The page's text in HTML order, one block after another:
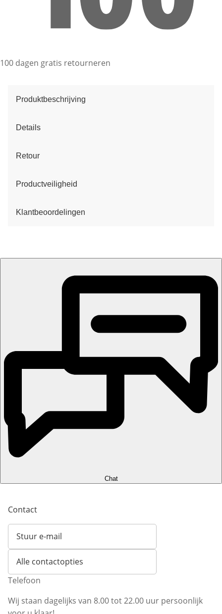
100 dagen gratis retourneren
Produktbeschrijving
Details
Retour
Productveiligheid
Klantbeoordelingen
Chat
Contact
Stuur e-mail
Opent e-mailclient
Alle contactopties
Telefoon
Wij staan dagelijks van 8.00 tot 22.00 uur persoonlijk